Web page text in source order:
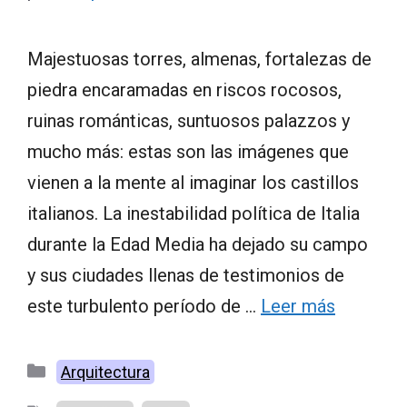
Majestuosas torres, almenas, fortalezas de
piedra encaramadas en riscos rocosos,
ruinas románticas, suntuosos palazzos y
mucho más: estas son las imágenes que
vienen a la mente al imaginar los castillos
italianos. La inestabilidad política de Italia
durante la Edad Media ha dejado su campo
y sus ciudades llenas de testimonios de
este turbulento período de … Leer más
Categorías
Arquitectura